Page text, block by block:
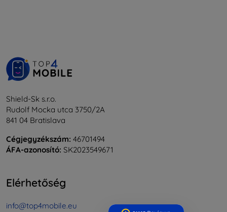
Shield-Sk s.r.o.
Rudolf Mocka utca 3750/2A
841 04 Bratislava
Cégjegyzékszám: 46701494
ÁFA-azonosító: SK2023549671
Elérhetőség
info@top4mobile.eu